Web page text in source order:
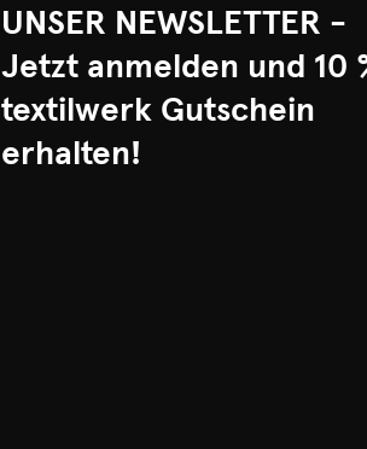
UNSER NEWSLETTER -
Jetzt anmelden und 10
textilwerk Gutschein
erhalten!